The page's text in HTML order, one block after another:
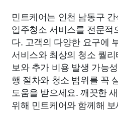
민트케어는 인천 남동구
입주청소 서비스를 전문적
다. 고객의 다양한 요구에
서비스와 최상의 청소 퀄
보와 추가 비용 발생 가능
행 절차와 청소 범위를 꼭
도움을 받으세요. 깨끗한
위해 민트케어와 함께해